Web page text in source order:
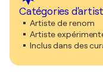
Catégories
Artiste de renom
Artiste
Inclus dans des